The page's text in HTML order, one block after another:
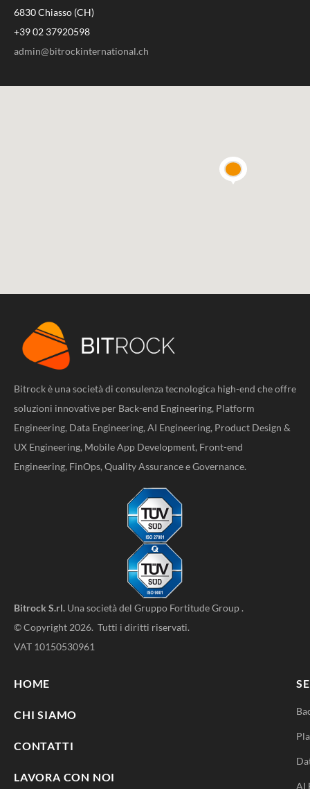
6830 Chiasso (CH)
+39 02 37920598
admin@bitrockinternational.ch
Bitrock è una società di consulenza tecnologica high-end che offre
soluzioni innovative per Back-end Engineering, Platform
Engineering, Data Engineering, AI Engineering, Product Design &
UX Engineering, Mobile App Development, Front-end
Engineering, FinOps, Quality Assurance e Governance.
Bitrock S.rl. Una società del Gruppo Fortitude Group.
© Copyright 2026. Tutti i diritti riservati.
VAT 10150530961
HOME
CHI SIAMO
CONTATTI
LAVORA CON NOI
AI